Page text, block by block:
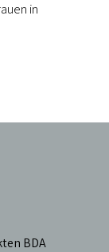
in
BDA